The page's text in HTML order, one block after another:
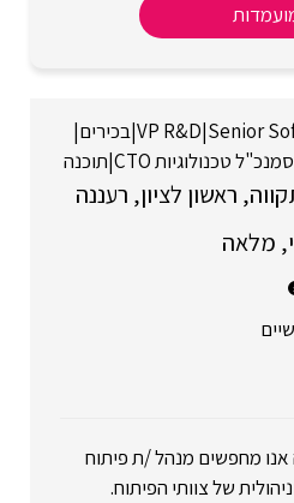
Senior
|
VP R&D
|בכירים|
סמנכ"ל טכנולוגיות CTO |תוכנה
ראשון לציון רעננה
מלאה
אנו מחפשים מנהל /ת פיתוח
של צוותי הפיתוח.